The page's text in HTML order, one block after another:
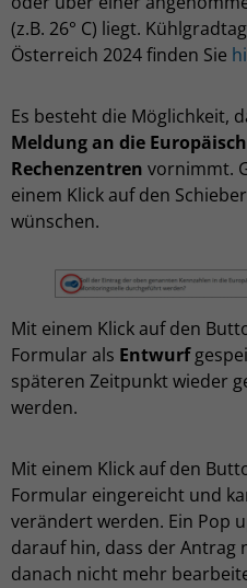
(z.B. 26° C) liegt.
Österreich 2024 finden Sie
Es besteht die Möglichkeit,
Meldung an die
Rechenzentren vornimmt.
einem Klick auf den
wünschen.
Mit einem Klick auf den
Formular als Entwurf
späteren Zeitpunkt wieder
werden.
Mit einem Klick auf den
Formular eingereicht und
verändert werden. Ein Pop
darauf hin, dass der Antrag
danach nicht mehr